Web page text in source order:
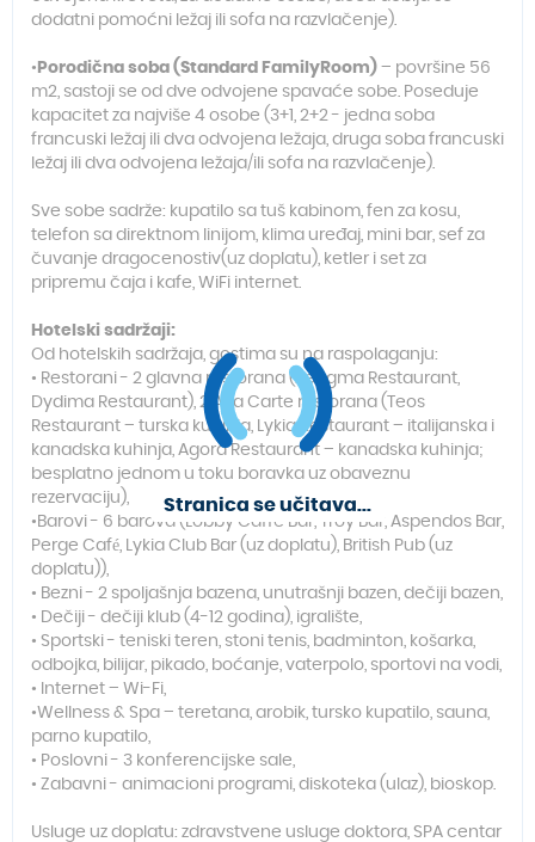
dodatni pomoćni ležaj ili sofa na razvlačenje).
• Porodična soba (Standard FamilyRoom) – površine 56
m2, sastoji se od dve odvojene spavaće sobe. Poseduje
kapacitet za najviše 4 osobe (3+1, 2+2 - jedna soba
francuski ležaj ili dva odvojena ležaja, druga soba francuski
ležaj ili dva odvojena ležaja/ili sofa na razvlačenje).
Sve sobe sadrže: kupatilo sa tuš kabinom, fen za kosu,
telefon sa direktnom linijom, klima uređaj, mini bar, sef za
čuvanje dragocenostiv(uz doplatu), ketler i set za
pripremu čaja i kafe, WiFi internet.
Hotelski sadržaji:
Od hotelskih sadržaja, gostima su na raspolaganju:
• Restorani - 2 glavna restorana (Zeugma Restaurant,
Dydima Restaurant), 2 A’La Carte restorana (Teos
Restaurant – turska kuhinja, Lykia Restaurant – italijanska i
kanadska kuhinja, Agora Restaurant – kanadska kuhinja;
besplatno jednom u toku boravka uz obaveznu
rezervaciju),
•Barovi - 6 barova (Lobby Caffe Bar, Troy Bar, Aspendos Bar,
Perge Café, Lykia Club Bar (uz doplatu), British Pub (uz
doplatu)),
• Bezni - 2 spoljašnja bazena, unutrašnji bazen, dečiji bazen,
• Dečiji - dečiji klub (4-12 godina), igralište,
• Sportski - teniski teren, stoni tenis, badminton, košarka,
odbojka, bilijar, pikado, boćanje, vaterpolo, sportovi na vodi,
• Internet – Wi-Fi,
•Wellness & Spa – teretana, arobik, tursko kupatilo, sauna,
parno kupatilo,
• Poslovni - 3 konferencijske sale,
• Zabavni - animacioni programi, diskoteka (ulaz), bioskop.
Usluge uz doplatu: zdravstvene usluge doktora, SPA centar
Stranica se učitava...